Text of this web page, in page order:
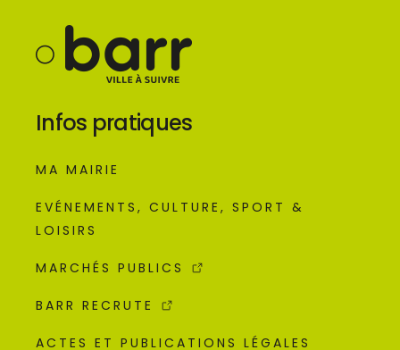
Infos pratiques
MA MAIRIE
EVÉNEMENTS, CULTURE, SPORT &
LOISIRS
MARCHÉS PUBLICS
BARR RECRUTE
ACTES ET PUBLICATIONS LÉGALES